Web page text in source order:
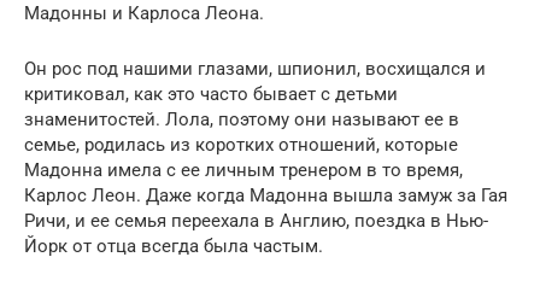
Мадонны и Карлоса Леона.
Он рос под нашими глазами, шпионил, восхищался и
критиковал, как это часто бывает с детьми
знаменитостей. Лола, поэтому они называют ее в
семье, родилась из коротких отношений, которые
Мадонна имела с ее личным тренером в то время,
Карлос Леон. Даже когда Мадонна вышла замуж за Гая
Ричи, и ее семья переехала в Англию, поездка в Нью-
Йорк от отца всегда была частым.